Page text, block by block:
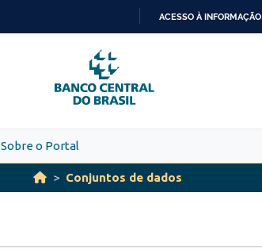
PARA
O
CONTEÚDO
ACESSO À INFORMAÇÃO
Sobre o Portal
Conjuntos de dados